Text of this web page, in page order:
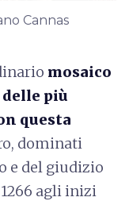
Cannas
mosaico
delle più
questa
dominati
e del giudizio
agli inizi